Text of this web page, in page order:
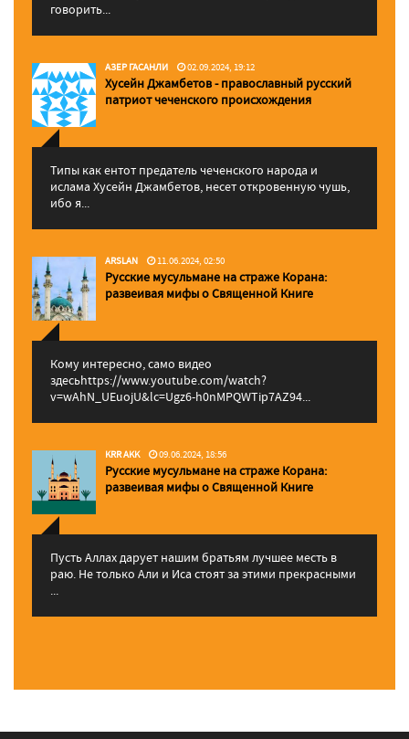
говорить...
АЗЕР ГАСАНЛИ 02.09.2024, 19:12
Хусейн Джамбетов - православный русский
патриот чеченского происхождения
Типы как ентот предатель чеченского народа и
ислама Хусейн Джамбетов, несет откровенную чушь,
ибо я...
ARSLAN 11.06.2024, 02:50
Русские мусульмане на страже Корана:
pазвеивая мифы о Священной Книге
Кому интересно, само видео
здесьhttps://www.youtube.com/watch?
v=wAhN_UEuojU&lc=Ugz6-h0nMPQWTip7AZ94...
KRR AKK 09.06.2024, 18:56
Русские мусульмане на страже Корана:
pазвеивая мифы о Священной Книге
Пусть Аллах дарует нашим братьям лучшее месть в
раю. Не только Али и Иса стоят за этими прекрасными
...